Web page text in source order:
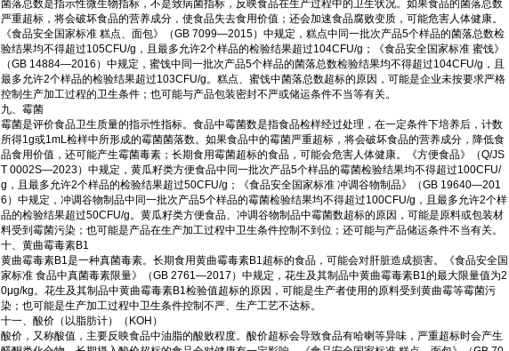
菌落总数是指示性微生物指标，不是致病菌指标，反映食品在生产过程中的卫生状况。如果食品的菌落总数
严重超标，将会破坏食品的营养成分，使食品失去食用价值；还会加速食品腐败变质，可能危害人体健康。
《食品安全国家标准 糕点、面包》（GB 7099—2015）中规定，糕点中同一批次产品5个样品的菌落总数检
验结果均不得超过105CFU/g，且最多允许2个样品的检验结果超过104CFU/g；《食品安全国家标准 蜜饯》
（GB 14884—2016）中规定，蜜饯中同一批次产品5个样品的菌落总数检验结果均不得超过104CFU/g，且
最多允许2个样品的检验结果超过103CFU/g。糕点、蜜饯中菌落总数超标的原因，可能是企业未按要求严格
控制生产加工过程的卫生条件；也可能与产品包装密封不严或储运条件不当等有关。
九、霉菌
霉菌是评价食品卫生质量的指示性指标。食品中霉菌数是指食品检样经过处理，在一定条件下培养后，计数
所得1g或1mL检样中所形成的霉菌菌落数。如果食品中的霉菌严重超标，将会破坏食品的营养成分，降低食
品食用价值，还可能产生霉菌毒素；长期食用霉菌超标的食品，可能会危害人体健康。《方便食品》（Q/JS
T 0002S—2023）中规定，黄瓜籽类方便食品中同一批次产品5个样品的霉菌检验结果均不得超过100CFU/
g，且最多允许2个样品的检验结果超过50CFU/g；《食品安全国家标准 冲调谷物制品》（GB 19640—201
6）中规定，冲调谷物制品中同一批次产品5个样品的霉菌检验结果均不得超过100CFU/g，且最多允许2个样
品的检验结果超过50CFU/g。黄瓜籽类方便食品、冲调谷物制品中霉菌数超标的原因，可能是原料或包装材
料受到霉菌污染；也可能是产品在生产加工过程中卫生条件控制不到位；还可能与产品储运条件不当有关。
十、黄曲霉毒素B1
黄曲霉毒素B1是一种真菌毒素。长期食用黄曲霉毒素B1超标的食品，可能会对肝脏造成损害。《食品安全国
家标准 食品中真菌毒素限量》（GB 2761—2017）中规定，花生及其制品中黄曲霉毒素B1的最大限量值为2
0μg/kg。花生及其制品中黄曲霉毒素B1检验值超标的原因，可能是生产者使用的原料受到黄曲霉等霉菌污
染；也可能是生产加工过程中卫生条件控制不严、生产工艺不达标。
十一、酸价（以脂肪计）（KOH）
酸价，又称酸值，主要反映食品中油脂的酸败程度。酸价超标会导致食品有哈喇等异味，严重超标时会产生